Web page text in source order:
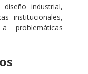
industrial,
institucionales,
problemáticas